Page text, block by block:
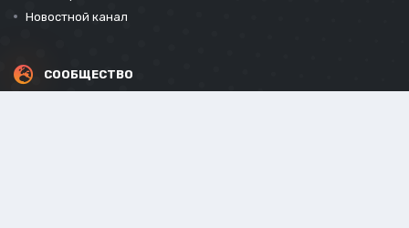
Новостной канал
СООБЩЕСТВО